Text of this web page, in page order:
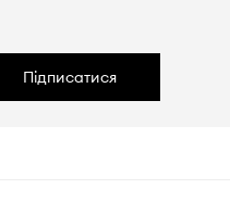
Підписатися